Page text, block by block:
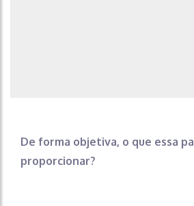
De forma objetiva, o que essa
proporcionar?